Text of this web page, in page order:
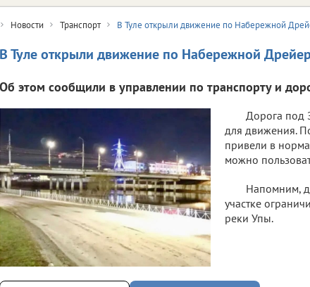
Новости Транспорт В Туле открыли движение по Набережной
В Туле открыли движение по Набережной
Об этом сообщили в управлении по транспорту и
Дорога под
для движения.
привели в
можно
Напомним,
участке
реки Упы.